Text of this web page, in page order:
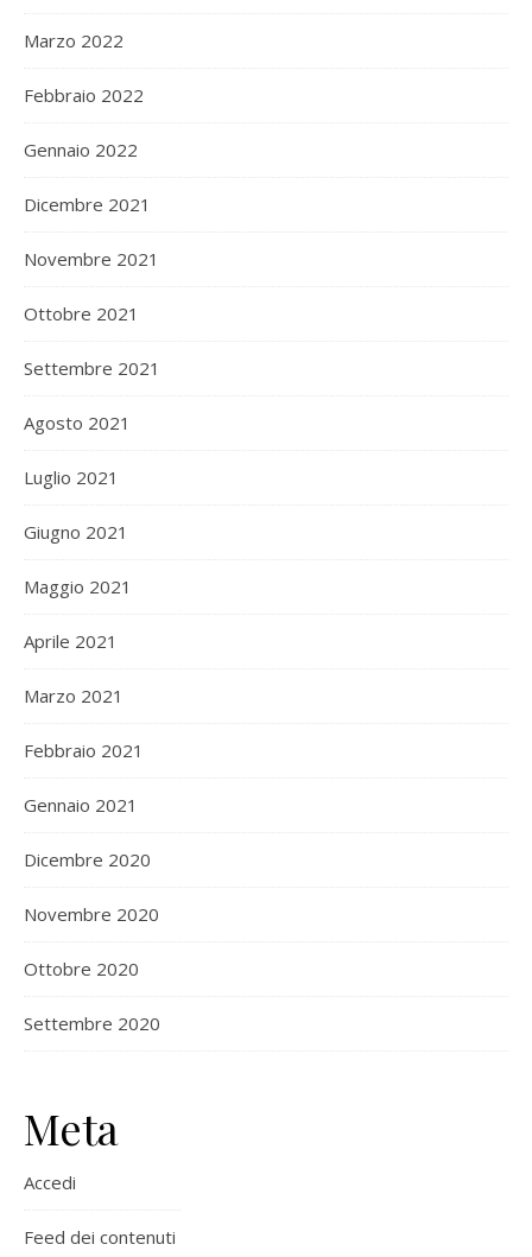
Marzo 2022
Febbraio 2022
Gennaio 2022
Dicembre 2021
Novembre 2021
Ottobre 2021
Settembre 2021
Agosto 2021
Luglio 2021
Giugno 2021
Maggio 2021
Aprile 2021
Marzo 2021
Febbraio 2021
Gennaio 2021
Dicembre 2020
Novembre 2020
Ottobre 2020
Settembre 2020
Meta
Accedi
Feed dei contenuti